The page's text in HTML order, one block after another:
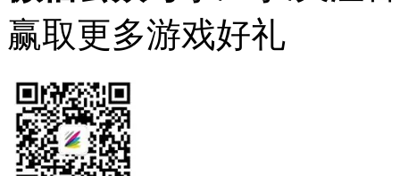
赢取更多游戏好礼